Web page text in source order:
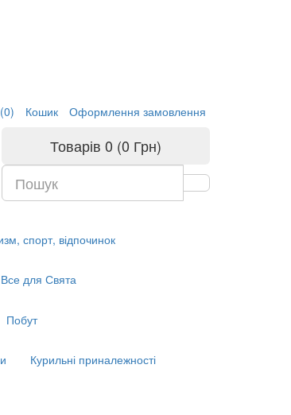
Кошик Оформлення замовлення
Товарів 0 (0 Грн)
спорт, відпочинок
для Свята
Побут
Курильні приналежності